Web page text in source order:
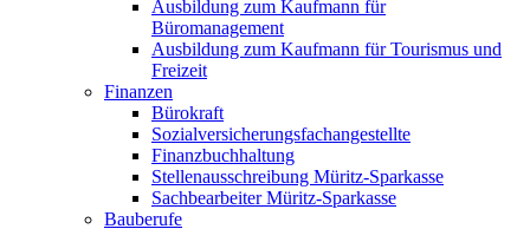
Ausbildung zum Kaufmann für
Büromanagement
Ausbildung zum Kaufmann für Tourismus und
Freizeit
Finanzen
Bürokraft
Sozialversicherungsfachangestellte
Finanzbuchhaltung
Stellenausschreibung Müritz-Sparkasse
Sachbearbeiter Müritz-Sparkasse
Bauberufe